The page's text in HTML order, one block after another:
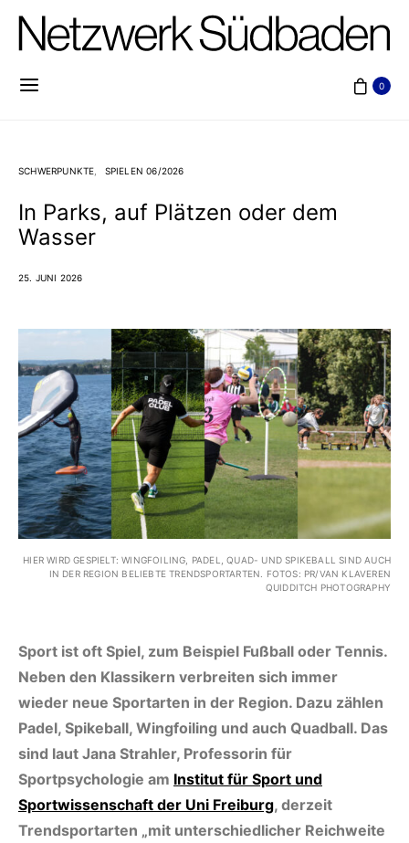
0
SCHWERPUNKTE SPIELEN 06/2026
In Parks, auf Plätzen oder dem
Wasser
25. JUNI 2026
HIER WIRD GESPIELT: WINGFOILING, PADEL, QUAD- UND SPIKEBALL SIND AUCH
IN DER REGION BELIEBTE TRENDSPORTARTEN. FOTOS: PR/VAN KLAVEREN
QUIDDITCH PHOTOGRAPHY
Sport ist oft Spiel, zum Beispiel Fußball oder Tennis.
Neben den Klassikern verbreiten sich immer
wieder neue Sportarten in der Region. Dazu zählen
Padel, Spikeball, Wingfoiling und auch Quadball. Das
sind laut Jana Strahler, Professorin für
Sportpsychologie am Institut für Sport und
Sportwissenschaft der Uni Freiburg, derzeit
Trendsportarten „mit unterschiedlicher Reichweite